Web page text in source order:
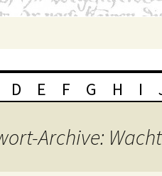
D E F G H I
Archive: Wacht